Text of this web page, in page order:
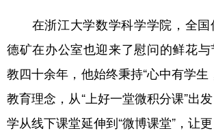
在浙江大学数学科学学院，全国
德矿在办公室也迎来了慰问的鲜花与
教四十余年，他始终秉持“心中有学生
教育理念，从“上好一堂微积分课”出
学从线下课堂延伸到“微博课堂”，让